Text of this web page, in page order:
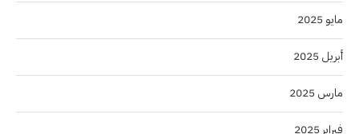
مايو 2025
أبريل 2025
مارس 2025
فبراير 2025